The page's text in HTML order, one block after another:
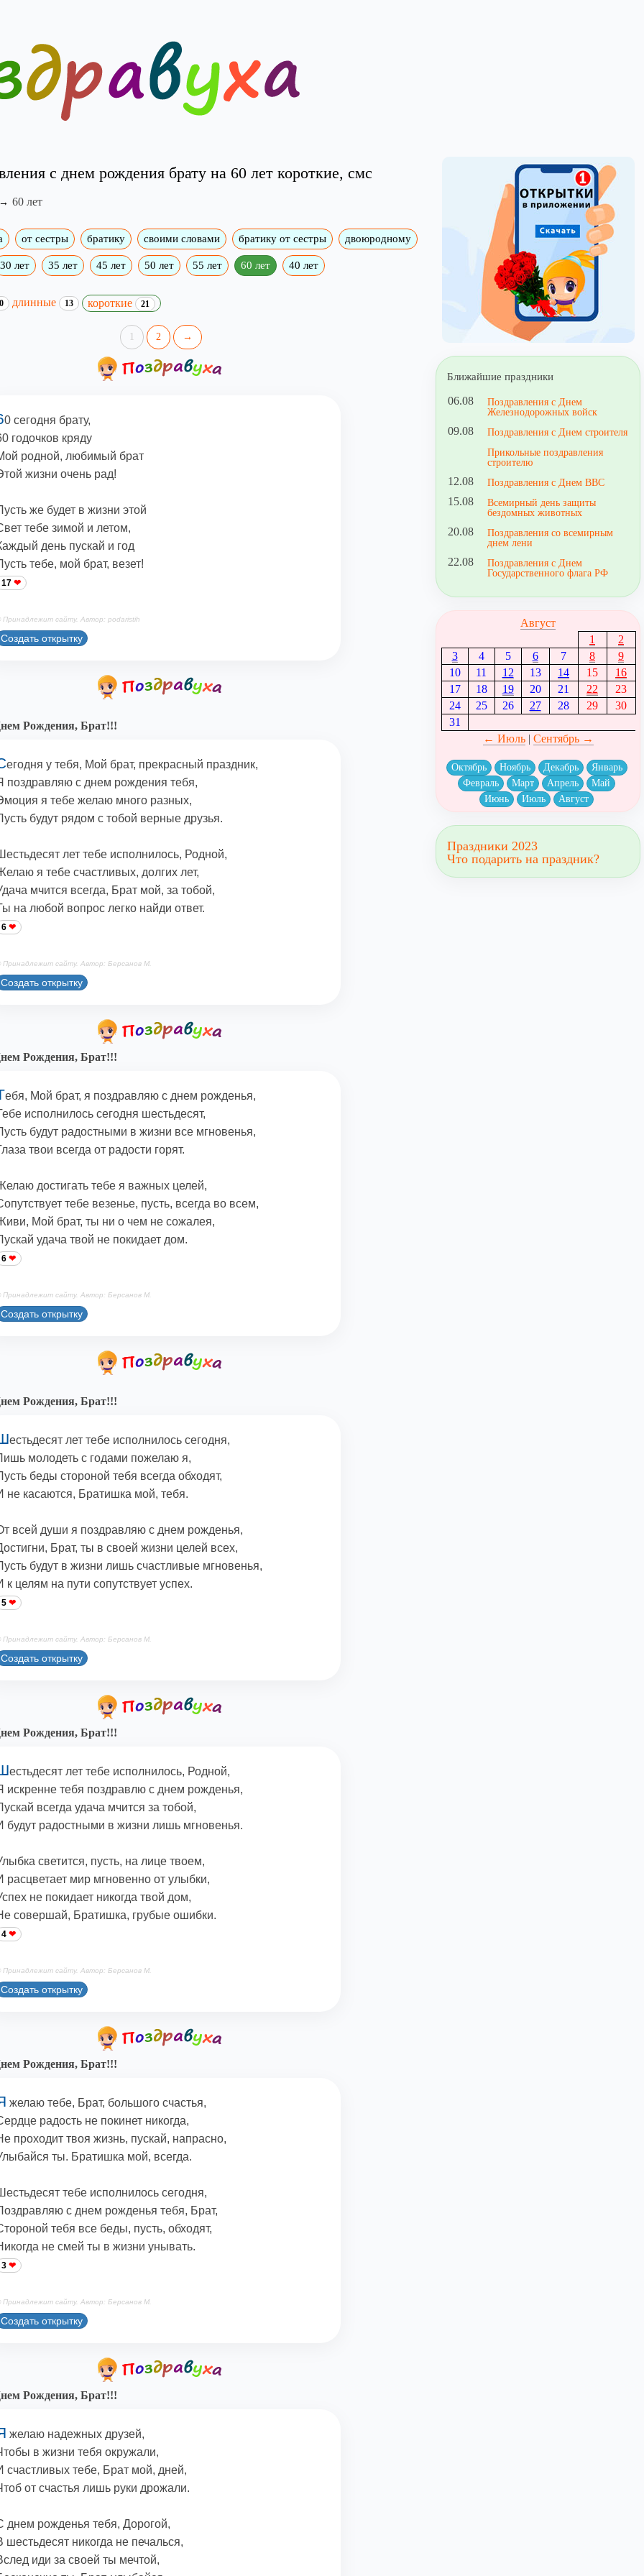
с днем рождения брату на 60 лет короткие, смс
60 лет
от сестры братику своими словами братику от сестры двоюродному
30 лет 35 лет 45 лет 50 лет 55 лет 60 лет 40 лет
длинные 13 короткие 21
1 2 →
0 сегодня брату,
годочков кряду
родной, любимый брат
жизни очень рад!
же будет в жизни этой
тебе зимой и летом,
день пускай и год
тебе, мой брат, везет!
17
Принадлежит сайту. Автор: podaristih
Создать открытку
Рождения, Брат!!!
егодня у тебя, Мой брат, прекрасный праздник,
поздравляю с днем рождения тебя,
я тебе желаю много разных,
будут рядом с тобой верные друзья.
лет тебе исполнилось, Родной,
я тебе счастливых, долгих лет,
мчится всегда, Брат мой, за тобой,
на любой вопрос легко найди ответ.
6
Принадлежит сайту. Автор: Берсанов М.
Создать открытку
Рождения, Брат!!!
ебя, Мой брат, я поздравляю с днем рожденья,
исполнилось сегодня шестьдесят,
будут радостными в жизни все мгновенья,
твои всегда от радости горят.
достигать тебе я важных целей,
тебе везенье, пусть, всегда во всем,
Мой брат, ты ни о чем не сожалея,
удача твой не покидает дом.
6
Принадлежит сайту. Автор: Берсанов М.
Создать открытку
Рождения, Брат!!!
естьдесят лет тебе исполнилось сегодня,
молодеть с годами пожелаю я,
беды стороной тебя всегда обходят,
не касаются, Братишка мой, тебя.
всей души я поздравляю с днем рожденья,
Брат, ты в своей жизни целей всех,
будут в жизни лишь счастливые мгновенья,
к целям на пути сопутствует успех.
5
Принадлежит сайту. Автор: Берсанов М.
Создать открытку
Рождения, Брат!!!
естьдесят лет тебе исполнилось, Родной,
искренне тебя поздравлю с днем рожденья,
всегда удача мчится за тобой,
будут радостными в жизни лишь мгновенья.
светится, пусть, на лице твоем,
расцветает мир мгновенно от улыбки,
не покидает никогда твой дом,
совершай, Братишка, грубые ошибки.
4
Принадлежит сайту. Автор: Берсанов М.
Создать открытку
Рождения, Брат!!!
желаю тебе, Брат, большого счастья,
радость не покинет никогда,
проходит твоя жизнь, пускай, напрасно,
ты. Братишка мой, всегда.
тебе исполнилось сегодня,
с днем рожденья тебя, Брат,
тебя все беды, пусть, обходят,
не смей ты в жизни унывать.
3
Принадлежит сайту. Автор: Берсанов М.
Создать открытку
Рождения, Брат!!!
желаю надежных друзей,
в жизни тебя окружали,
счастливых тебе, Брат мой, дней,
от счастья лишь руки дрожали.
днем рожденья тебя, Дорогой,
шестьдесят никогда не печалься,
иди за своей ты мечтой,
Ближайшие праздники
06.08
Поздравления с Днем
Железнодорожных войск
09.08
Поздравления с Днем строителя
Прикольные поздравления
строителю
12.08 Поздравления с Днем ВВС
15.08
Всемирный день защиты
бездомных животных
20.08
Поздравления со всемирным
днем лени
22.08
Поздравления с Днем
Государственного флага РФ
Август
1
2
3
4 5 6 7 8
9
10
11 12 13 14 15
16
17
18 19 20 21 22
23
24
25 26 27 28 29
30
31
← Июль| Сентябрь →
Октябрь Ноябрь Декабрь
Январь
Февраль
Март Апрель
Май
Июнь
Июль Август
Праздники 2023
Что подарить на праздник?